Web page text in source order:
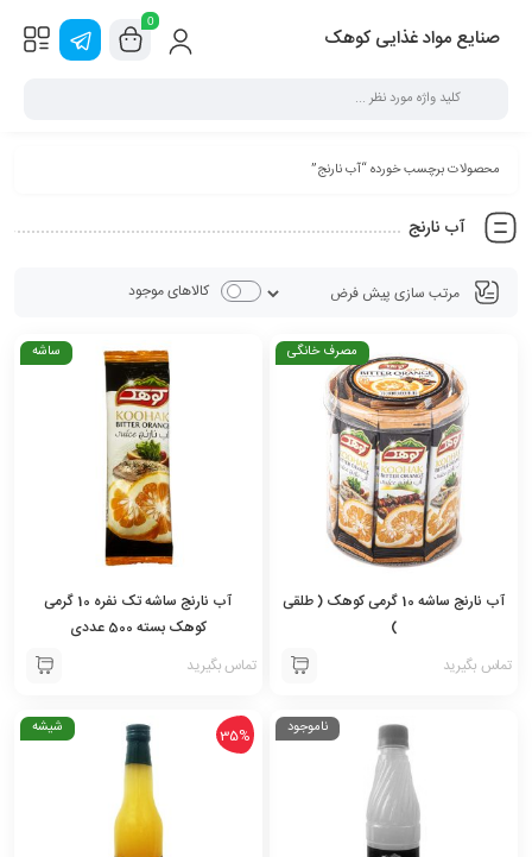
صنایع مواد غذایی کوهک
0
محصولات برچسب خورده “آب نارنج”
آب نارنج
کالاهای موجود
مصرف خانگی
آب نارنج ساشه 10 گرمی کوهک ( طلقی
)
تماس بگیرید
ساشه
آب نارنج ساشه تک نفره 10 گرمی
کوهک بسته 500 عددی
تماس بگیرید
ناموجود شیشه 35%